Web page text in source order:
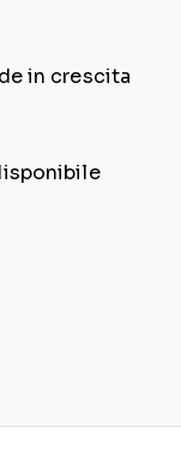
in crescita